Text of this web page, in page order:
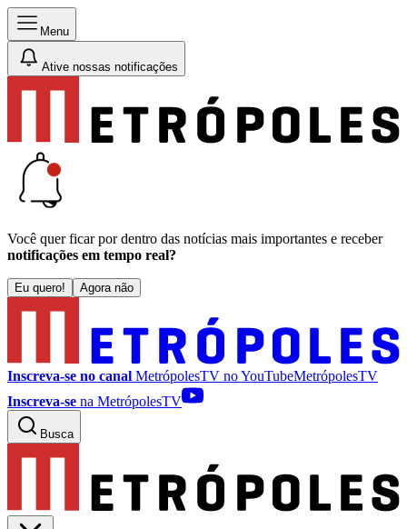
Menu
Ative nossas notificações
Você quer ficar por dentro das notícias mais importantes e receber
notificações em tempo real?
Eu quero! Agora não
Inscreva-se no canal MetrópolesTV noYouTubeMetrópolesTV
Inscreva-se na MetrópolesTV
Busca